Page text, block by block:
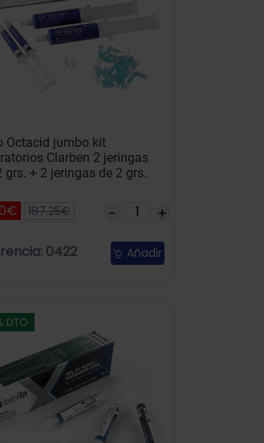
Octacid jumbo kit
Clarben 2 jeringas
grs. + 2 jeringas de 2 grs.
187.25€
0422 Añadir
DTO